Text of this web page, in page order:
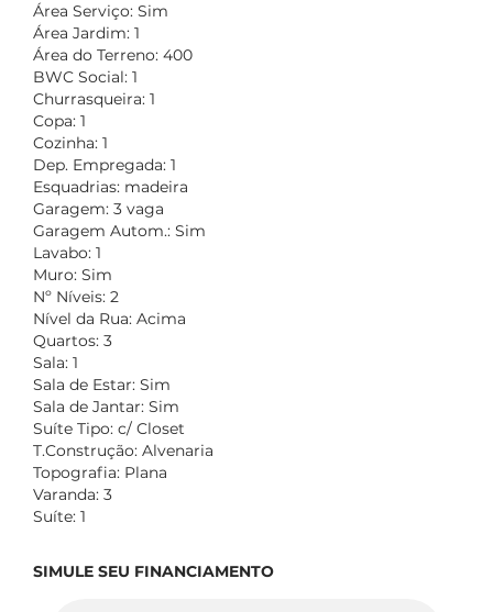
Área Serviço: Sim
Área Jardim: 1
Área do Terreno: 400
BWC Social: 1
Churrasqueira: 1
Copa: 1
Cozinha: 1
Dep. Empregada: 1
Esquadrias: madeira
Garagem: 3 vaga
Garagem Autom.: Sim
Lavabo: 1
Muro: Sim
Nº Níveis: 2
Nível da Rua: Acima
Quartos: 3
Sala: 1
Sala de Estar: Sim
Sala de Jantar: Sim
Suíte Tipo: c/ Closet
T.Construção: Alvenaria
Topografia: Plana
Varanda: 3
Suíte: 1
SIMULE SEU FINANCIAMENTO